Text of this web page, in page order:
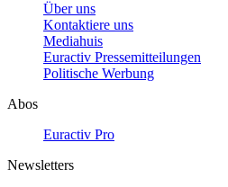
Über uns
Kontaktiere uns
Mediahuis
Euractiv Pressemitteilungen
Politische Werbung
Abos
Euractiv Pro
Newsletters